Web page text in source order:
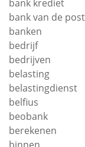
bank krediet
bank van de post
banken
bedrijf
bedrijven
belasting
belastingdienst
belfius
beobank
berekenen